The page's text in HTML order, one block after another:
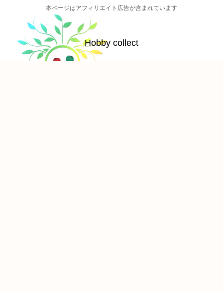
本ページはアフィリエイト広告が含まれています
Hobby collect